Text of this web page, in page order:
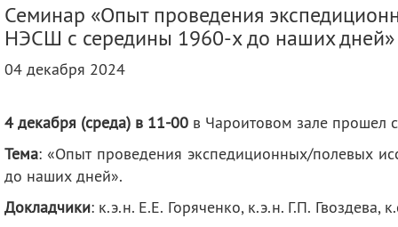
Научные подразделения
Прочие подразделения
Издательская
Контакты
Гранты
Научные школы
Публикации
советы
Целевое
Семинар «Опыт проведения
НЭСШ с середины 1960-x до наших дней»
04 декабря 2024
4 декабря (среда) в 11-00 в Чароитовом зале прошел
Тема: «Опыт проведения экспедиционных/полевых
до наших дней».
Докладчики: к.э.н. Е.Е. Горяченко, к.э.н. Г.П. Гвоздева,